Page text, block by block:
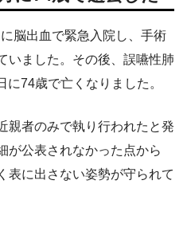
脳出血で緊急入院し、手術
いました。その後、誤嚥性肺
74歳で亡くなりました。
親者のみで執り行われたと発
が公表されなかった点から
表に出さない姿勢が守られて